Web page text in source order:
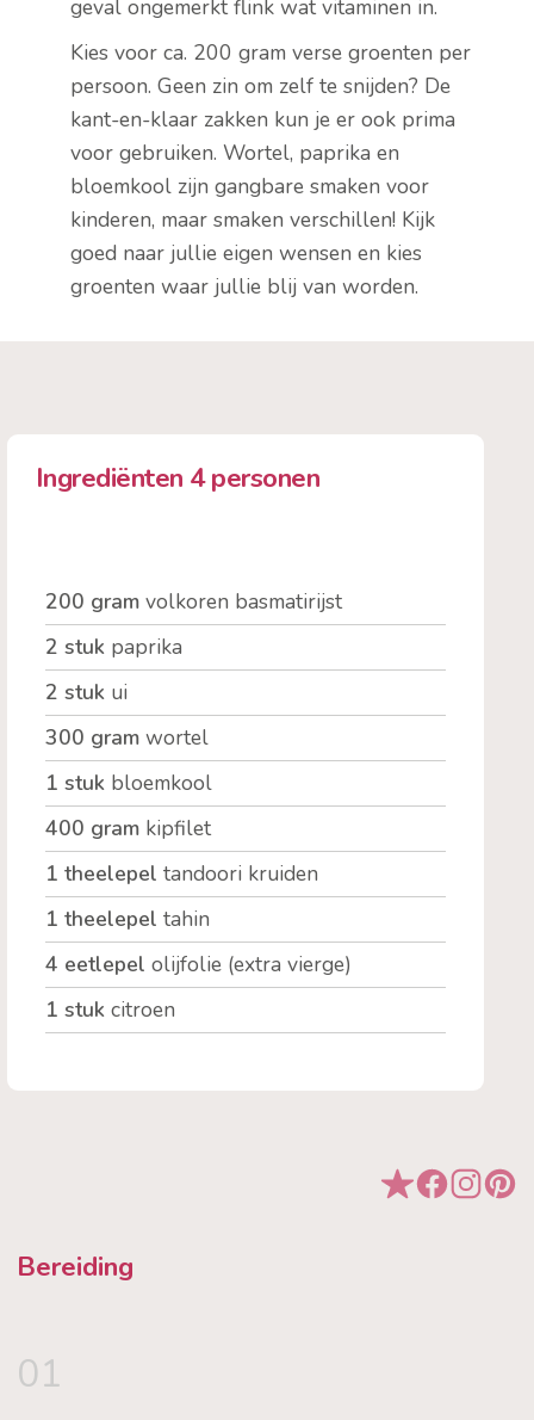
geval ongemerkt flink wat vitaminen in.
Kies voor ca. 200 gram verse groenten per
persoon. Geen zin om zelf te snijden? De
kant-en-klaar zakken kun je er ook prima
voor gebruiken. Wortel, paprika en
bloemkool zijn gangbare smaken voor
kinderen, maar smaken verschillen! Kijk
goed naar jullie eigen wensen en kies
groenten waar jullie blij van worden.
Ingrediënten 4 personen
200 gram volkoren basmatirijst
2 stuk paprika
2 stuk ui
300 gram wortel
1 stuk bloemkool
400 gram kipfilet
1 theelepel tandoori kruiden
1 theelepel tahin
4 eetlepel olijfolie (extra vierge)
1 stuk citroen
Bereiding
01